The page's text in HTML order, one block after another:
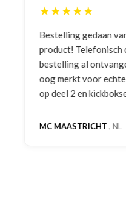
★★★★★
Bestelling gedaan
product! Telefonisch
bestelling al
oog merkt voor
op deel 2 en
MC MAASTRICHT, NL